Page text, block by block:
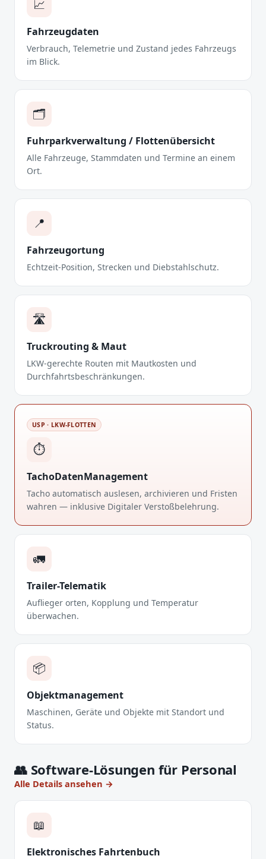
📈
Fahrzeugdaten
Verbrauch, Telemetrie und Zustand jedes Fahrzeugs
im Blick.
🗂️
Fuhrparkverwaltung / Flottenübersicht
Alle Fahrzeuge, Stammdaten und Termine an einem
Ort.
📍
Fahrzeugortung
Echtzeit-Position, Strecken und Diebstahlschutz.
🛣️
Truckrouting & Maut
LKW-gerechte Routen mit Mautkosten und
Durchfahrtsbeschränkungen.
USP · LKW-FLOTTEN
⏱️
TachoDatenManagement
Tacho automatisch auslesen, archivieren und Fristen
wahren — inklusive Digitaler Verstoßbelehrung.
🚛
Trailer-Telematik
Auflieger orten, Kopplung und Temperatur
überwachen.
📦
Objektmanagement
Maschinen, Geräte und Objekte mit Standort und
Status.
👥 Software-Lösungen für Personal
Alle Details ansehen →
📖
Elektronisches Fahrtenbuch